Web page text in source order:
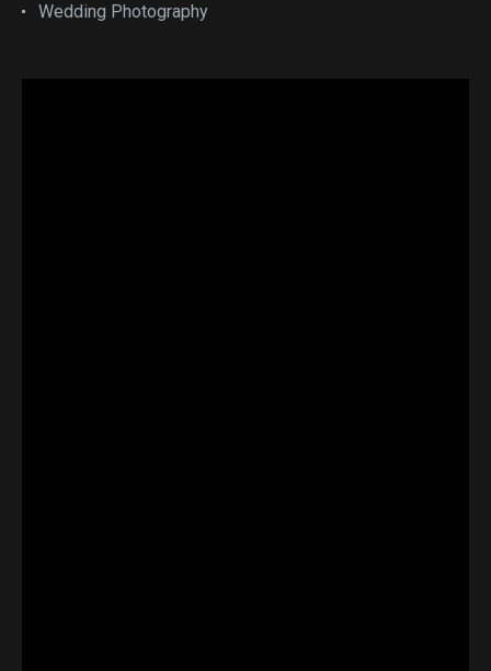
Wedding Photography